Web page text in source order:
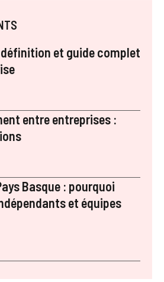
et guide complet
entre entreprises :
Basque : pourquoi
et équipes